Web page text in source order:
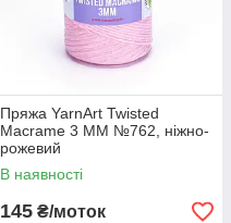
Пряжа YarnArt Twisted
Macrame 3 MM №762, ніжно-
рожевий
В наявності
145 ₴/моток